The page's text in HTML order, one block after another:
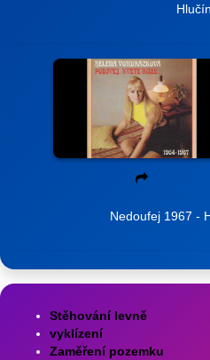
Hlučín
Nedoufej 1967 -
Stěhování levně
vyklízení
Zaměření pozemku